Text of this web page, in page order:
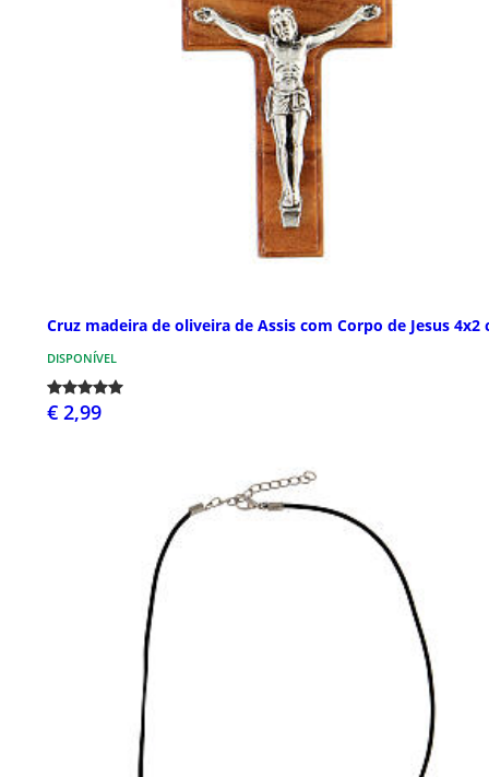
Cruz madeira de oliveira de Assis com Corpo de Jesus 4x2
DISPONÍVEL
€ 2,99